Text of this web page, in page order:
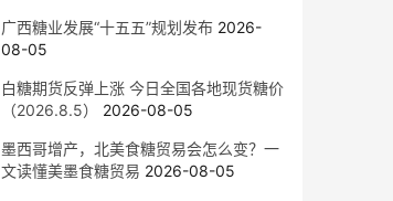
广西糖业发展“十五五”规划发布 2026-
08-05
白糖期货反弹上涨 今日全国各地现货糖价
（2026.8.5）
2026-08-05
墨西哥增产，北美食糖贸易会怎么变？一
文读懂美墨食糖贸易 2026-08-05